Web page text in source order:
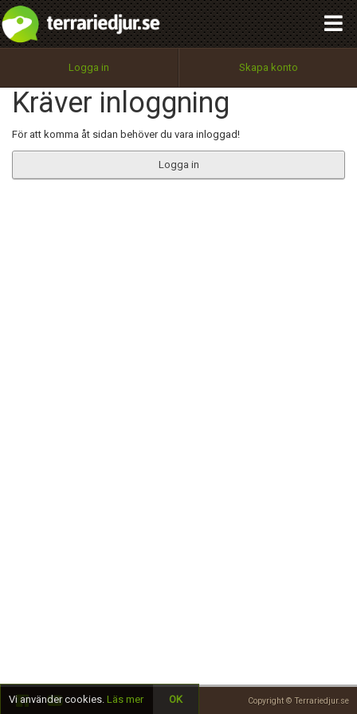
Logga in Skapa konto
Kräver inloggning
För att komma åt sidan behöver du vara inloggad!
Logga in
Copyright © Terrariedjur.se
Utför
100%
OK
integritetspolicy
Namn:
Epost:
Begär nytt lösenord
Tillbaka till förstasidan
Vi använder cookies. Läs mer OK